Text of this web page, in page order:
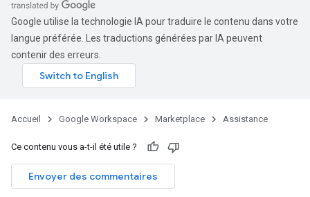
Google utilise la technologie IA pour traduire le contenu dans votre
langue préférée. Les traductions générées par IA peuvent
contenir des erreurs.
Accueil Google Workspace Marketplace Assistance
Ce contenu vous a-t-il été utile ?
Envoyer des commentaires